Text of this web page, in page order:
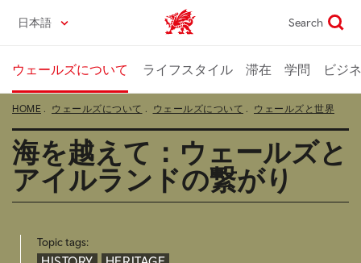
content
日本語 Wales home Search
ウェールズについて ライフスタイル 滞在 学問 ビジ
HOME ウェールズについて ウェールズについて ウェールズと世界
海を越えて：ウェールズと
アイルランドの繋がり
Topic tags: